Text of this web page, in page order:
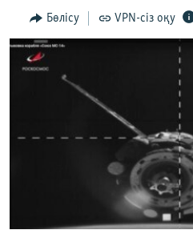
to
Search
ӘЛЕУМЕТ
ӘЛЕМ
АРНАЙЫ ЖОБАЛАР
Бөлісу VPN-сіз оқу